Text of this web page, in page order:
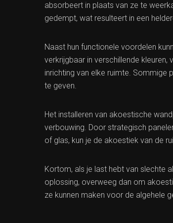
absorbeert in plaats van ze te
gedempt, wat resulteert in een
Naast hun functionele voordelen
verkrijgbaar in verschillende
inrichting van elke ruimte. Sommige
te geven.
Het installeren van akoestische
verbouwing. Door strategisch
of glas, kun je de akoestiek van de
Kortom, als je last hebt van slechte
oplossing, overweeg dan om
ze kunnen maken voor de algehele